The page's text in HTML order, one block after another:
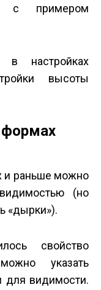
с примером
настройках
высоты
формах
и раньше можно
(но
«дырки»).
свойство
указать
для видимости.